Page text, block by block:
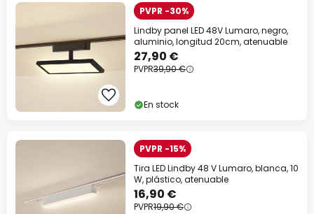
PVPR -30%
Lindby panel LED 48V Lumaro, negro,
aluminio, longitud 20cm, atenuable
27,90 €
PVPR39,90 €
En stock
PVPR -15%
Tira LED Lindby 48 V Lumaro, blanca, 10
W, plástico, atenuable
16,90 €
PVPR19,90 €